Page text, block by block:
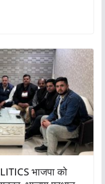
भाजपा को